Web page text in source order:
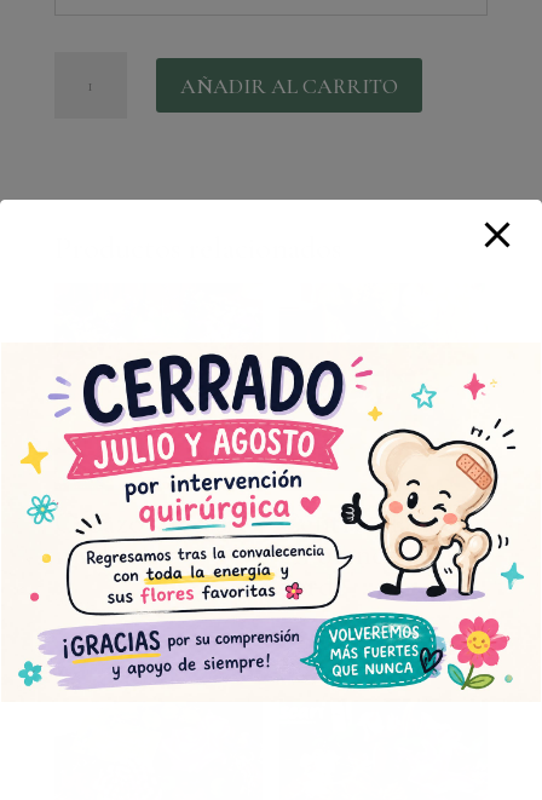
AÑADIR AL CARRITO
Capazo silvestre
mediano
70,00
Centro clásico
en blanco y
verde
95,00 €